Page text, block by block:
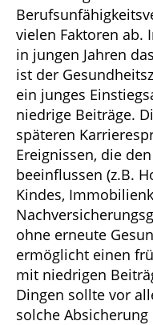
vielen Faktoren ab.
in jungen Jahren
ist der
ein junges
niedrige Beiträge.
späteren
Ereignissen, die
beeinflussen (z.B.
Kindes,
ohne erneute
ermöglicht einen
mit niedrigen
Dingen sollte vor
solche